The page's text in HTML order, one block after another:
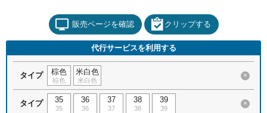
販売ページを確認 クリップする
代行サービスを利用する
タイプ 棕色
棕色
米白色
米白色
×
タイプ 35
35
36
36
37
37
38
38
39
39
×